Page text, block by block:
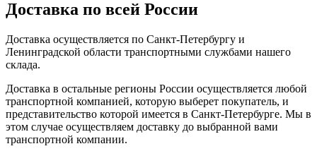
Доставка по всей России
Доставка осуществляется по Санкт-Петербургу и
Ленинградской области транспортными службами нашего
склада.
Доставка в остальные регионы России осуществляется любой
транспортной компанией, которую выберет покупатель, и
представительство которой имеется в Санкт-Петербурге. Мы в
этом случае осуществляем доставку до выбранной вами
транспортной компании.